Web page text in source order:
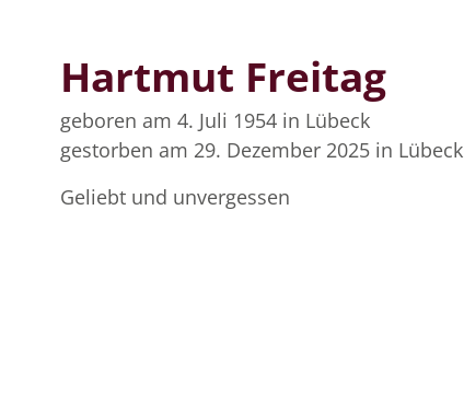
Hartmut Freitag
geboren am 4. Juli 1954 in Lübeck
gestorben am 29. Dezember 2025 in Lübeck
Geliebt und unvergessen